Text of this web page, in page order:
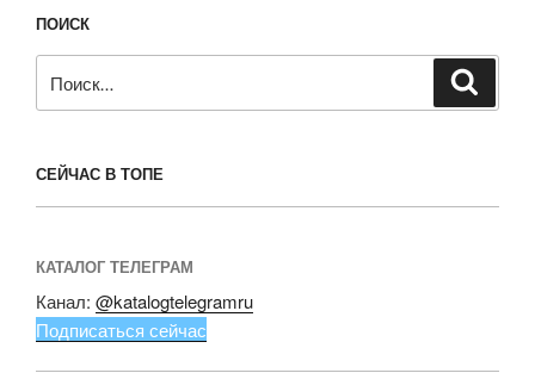
ПОИСК
СЕЙЧАС В ТОПЕ
КАТАЛОГ ТЕЛЕГРАМ
Канал: @katalogtelegramru
Подписаться сейчас